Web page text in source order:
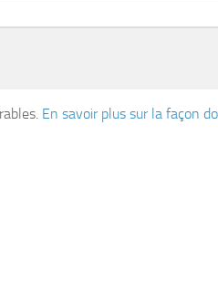
En savoir plus sur la façon